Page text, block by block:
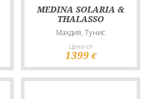
MEDINA SOLARIA &
THALASSO
Махдия, Тунис
Цени от
1399 €